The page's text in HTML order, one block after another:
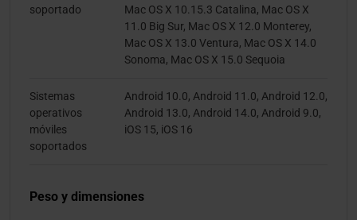
soportado
Mac OS X 10.15.3 Catalina, Mac OS X
11.0 Big Sur, Mac OS X 12.0 Monterey,
Mac OS X 13.0 Ventura, Mac OS X 14.0
Sonoma, Mac OS X 15.0 Sequoia
Sistemas
operativos
móviles
soportados
Android 10.0, Android 11.0, Android 12.0,
Android 13.0, Android 14.0, Android 9.0,
iOS 15, iOS 16
Peso y dimensiones